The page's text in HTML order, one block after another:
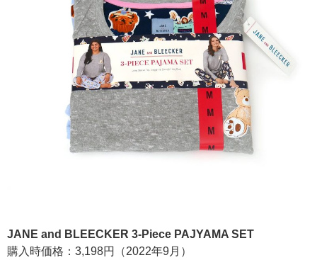
JANE and BLEECKER 3-Piece PAJYAMA SET
購入時価格：3,198円（2022年9月）